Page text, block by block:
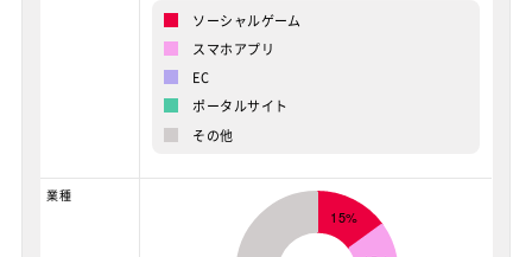
ソーシャルゲーム
スマホアプリ
EC
ポータルサイト
その他
業種